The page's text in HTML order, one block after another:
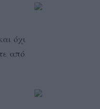
όχι
από